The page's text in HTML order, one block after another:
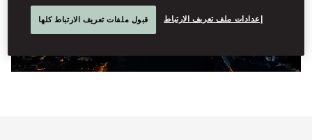
إعدادات ملف تعريف الارتباط قبول ملفات تعريف الارتباط كلها